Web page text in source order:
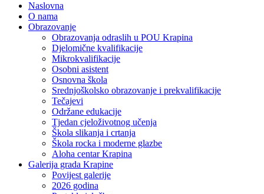
Naslovna
O nama
Obrazovanje
Obrazovanja odraslih u POU Krapina
Djelomične kvalifikacije
Mikrokvalifikacije
Osobni asistent
Osnovna škola
Srednjoškolsko obrazovanje i prekvalifikacije
Tečajevi
Održane edukacije
Tjedan cjeloživotnog učenja
Škola slikanja i crtanja
Škola rocka i moderne glazbe
Aloha centar Krapina
Galerija grada Krapine
Povijest galerije
2026 godina